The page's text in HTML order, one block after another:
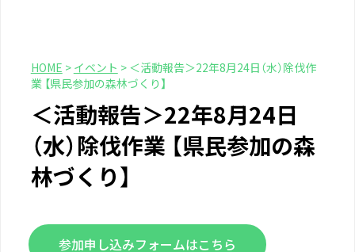
HOME > イベント > ＜活動報告＞22年8月24日（水）除伐作
業 【県民参加の森林づくり】
＜活動報告＞22年8月24日
（水）除伐作業 【県民参加の森
林づくり】
参加申し込みフォームはこちら